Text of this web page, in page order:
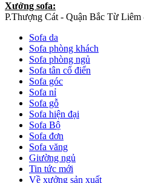
Xưởng sofa:
P.Thượng Cát - Quận Bắc Từ
Sofa da
Sofa phòng khách
Sofa phòng ngủ
Sofa tân cổ điển
Sofa góc
Sofa nỉ
Sofa gỗ
Sofa hiện đại
Sofa Bộ
Sofa đơn
Sofa văng
Giường ngủ
Tin tức mới
Về xưởng sản xuất